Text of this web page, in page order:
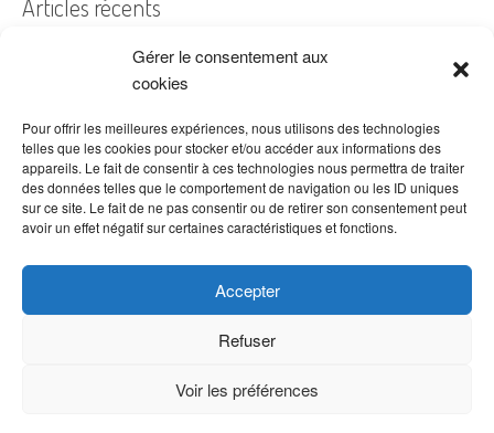
Gérer le consentement aux
cookies
Pour offrir les meilleures expériences, nous utilisons des technologies
telles que les cookies pour stocker et/ou accéder aux informations des
appareils. Le fait de consentir à ces technologies nous permettra de traiter
des données telles que le comportement de navigation ou les ID uniques
sur ce site. Le fait de ne pas consentir ou de retirer son consentement peut
avoir un effet négatif sur certaines caractéristiques et fonctions.
Accepter
Refuser
Voir les préférences
A quelles dates de l’année offre-t-on des fleurs ?
Les fleurs préférées des Français
Combien de fois arroser un cactus ?
Quelles fleurs offrir pour la fête des mères ?
Idées de décoration avec fleurs séchées